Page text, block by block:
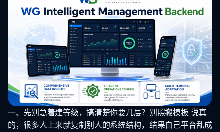
一、先别急着建等级，搞清楚你要几层？别照搬模板 说真
的，很多人上来就复制别人的系统结构，结果自己平台乱成